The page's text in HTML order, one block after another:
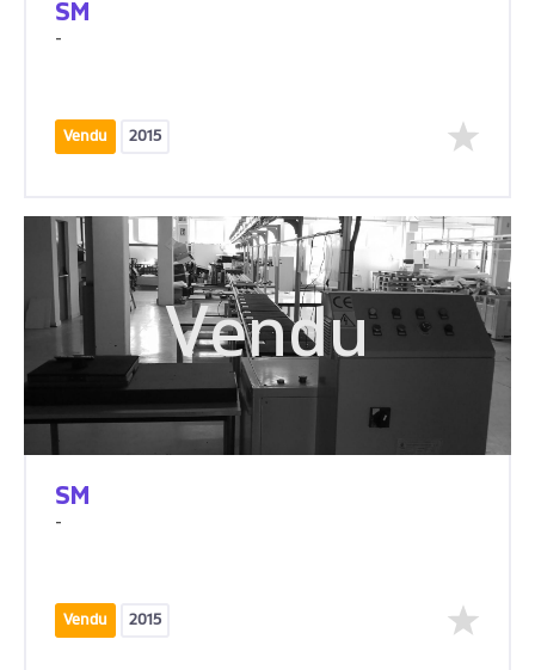
SM
-
Vendu 2015
Vendu
SM
-
Vendu 2015